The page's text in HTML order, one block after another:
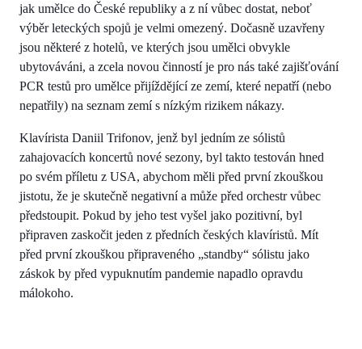
jak umělce do České republiky a z ní vůbec dostat, neboť
výběr leteckých spojů je velmi omezený. Dočasně uzavřeny
jsou některé z hotelů, ve kterých jsou umělci obvykle
ubytováváni, a zcela novou činností je pro nás také zajišťování
PCR testů pro umělce přijíždějící ze zemí, které nepatří (nebo
nepatřily) na seznam zemí s nízkým rizikem nákazy.
Klavírista Daniil Trifonov, jenž byl jedním ze sólistů
zahajovacích koncertů nové sezony, byl takto testován hned
po svém příletu z USA, abychom měli před první zkouškou
jistotu, že je skutečně negativní a může před orchestr vůbec
předstoupit. Pokud by jeho test vyšel jako pozitivní, byl
připraven zaskočit jeden z předních českých klavíristů. Mít
před první zkouškou připraveného „standby“ sólistu jako
záskok by před vypuknutím pandemie napadlo opravdu
málokoho.